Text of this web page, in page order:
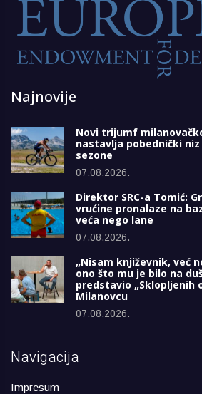
Najnovije
Novi trijumf
nastavlja pobednički
sezone
07.08.2026.
Direktor SRC-a Tomić:
vrućine pronalaze na
veća nego lane
07.08.2026.
„Nisam književnik, već
ono što mu je bilo na
predstavio „Sklopljenih
Milanovcu
07.08.2026.
Navigacija
Impresum